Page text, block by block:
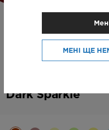
Dark Sparkle
МЕНІ ЩЕ